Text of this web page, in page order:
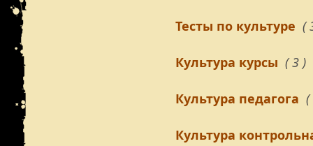
Тесты по культуре (
Культура курсы ( 3 )
Культура педагога (
Культура